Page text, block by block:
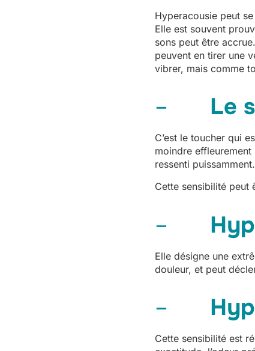
Hyperacousie peut
Elle est souvent
sons peut être
peuvent en tirer une
vibrer, mais comme
– Le
C’est le toucher qui
moindre
ressenti puissamment.
Cette sensibilité peut
–
Elle désigne une
douleur, et peut
–
Cette sensibilité est